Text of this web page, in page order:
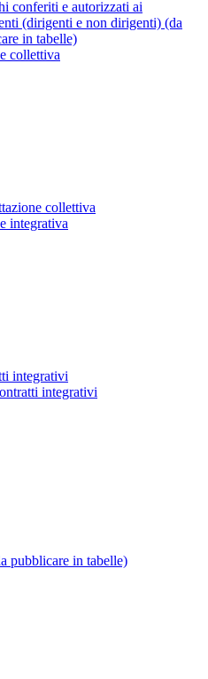
conferiti e autorizzati ai
(dirigenti e non dirigenti) (da
in tabelle)
collettiva
collettiva
integrativa
integrativi
integrativi
pubblicare in tabelle)